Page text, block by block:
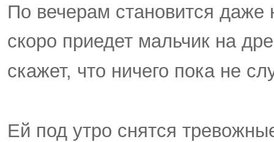
По вечерам становится даже
скоро приедет мальчик на
скажет, что ничего пока не
Ей под утро снятся